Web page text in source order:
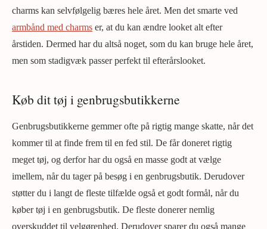
charms kan selvfølgelig bæres hele året. Men det smarte ved
armbånd med charms er, at du kan ændre looket alt efter
årstiden. Dermed har du altså noget, som du kan bruge hele året,
men som stadigvæk passer perfekt til efterårslooket.
Køb dit tøj i genbrugsbutikkerne
Genbrugsbutikkerne gemmer ofte på rigtig mange skatte, når det
kommer til at finde frem til en fed stil. De får doneret rigtig
meget tøj, og derfor har du også en masse godt at vælge
imellem, når du tager på besøg i en genbrugsbutik. Derudover
støtter du i langt de fleste tilfælde også et godt formål, når du
køber tøj i en genbrugsbutik. De fleste donerer nemlig
overskuddet til velgørenhed. Derudover sparer du også mange